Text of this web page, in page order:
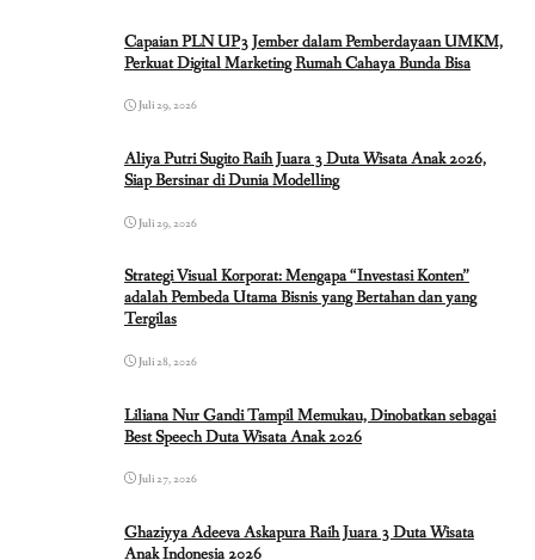
Capaian PLN UP3 Jember dalam Pemberdayaan UMKM,
Perkuat Digital Marketing Rumah Cahaya Bunda Bisa
Juli 29, 2026
Aliya Putri Sugito Raih Juara 3 Duta Wisata Anak 2026,
Siap Bersinar di Dunia Modelling
Juli 29, 2026
Strategi Visual Korporat: Mengapa “Investasi Konten”
adalah Pembeda Utama Bisnis yang Bertahan dan yang
Tergilas
Juli 28, 2026
Liliana Nur Gandi Tampil Memukau, Dinobatkan sebagai
Best Speech Duta Wisata Anak 2026
Juli 27, 2026
Ghaziyya Adeeva Askapura Raih Juara 3 Duta Wisata
Anak Indonesia 2026